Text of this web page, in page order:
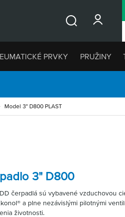
PRVKY PRUŽINY
Model 3" D800 PLAST
3" D800
čerpadlá sú vybavené vzduchovou
a plne nezávislými pilotnými
životnosti.